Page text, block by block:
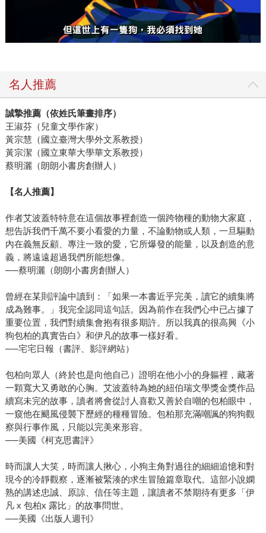
名人推薦
誠摯推薦（依姓氏筆畫排序）
王淑芬（兒童文學作家）
黃宗慧（國立臺灣大學外文系教授）
黃宗潔（國立東華大學華文系教授）
蔡明灑（朗朗小書房創辦人）
【名人推薦】
作者艾波蓋特特意在這個故事裡創造一個跨物種的動物大家庭，
想告訴我們千萬不要小看愛的力量，不論動物或人類，一旦驅動
內在義無反顧、專注一致的愛，它所爆發的能量，以及創造的意
義，將遠遠超過我們所能想像。
──蔡明灑（朗朗小書房創辦人）
曾經在某則評論中讀到：「如果一本書近乎完美，讀它的續集將
成為難事。」我完全認同這句話。因為前作在我們心中已占據了
重要位置，我們對續集會抱有很多期許。所以我真的很高興《小
狗包柏的真實告白》和伊凡的故事一樣好看。
──宅宅日報（書評、影評網站）
包柏向眾人（終於也是向他自己）證明在他小小的身軀裡，藏著
一顆寬大又勇敢的心胸。艾波蓋特為她的紐伯瑞文學獎金獎作品
續寫未完的故事，讀者將會從討人喜歡又善於自嘲的包柏眼中，
一窺他在颶風侵襲下歷經的種種冒險。包柏那充滿嘲諷的狗狗觀
察與行事作風，只能以完美來形容。
──美國《柯克思書評》
時而讓人大笑，時而讓人揪心，小狗主角對過往的細細追憶和對
現今的冷靜觀察，逐漸被緊湊的求生冒險篇章取代。這部小說嫻
熟的講述忠誠、原諒、信任等主題，讓讀者不禁期待有更多「伊
凡 x 包柏x 露比」的故事問世。
──美國《出版人週刊》